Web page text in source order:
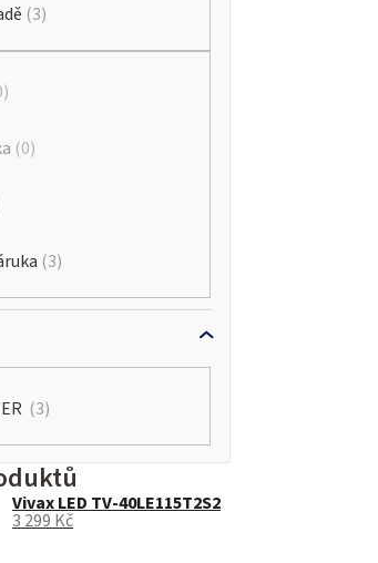
3
0
3
3
Vivax LED TV-40LE115T2S2
3 299 Kč